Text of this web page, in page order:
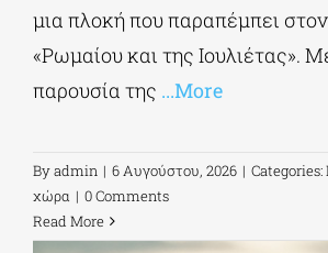
μια πλοκή που παραπέμπει
«Ρωμαίου και της Ιουλιέτας».
παρουσία της ...More
Byadmin | 6 Αυγούστου, 2026 | Categories:
χώρα | 0 Comments
Read More